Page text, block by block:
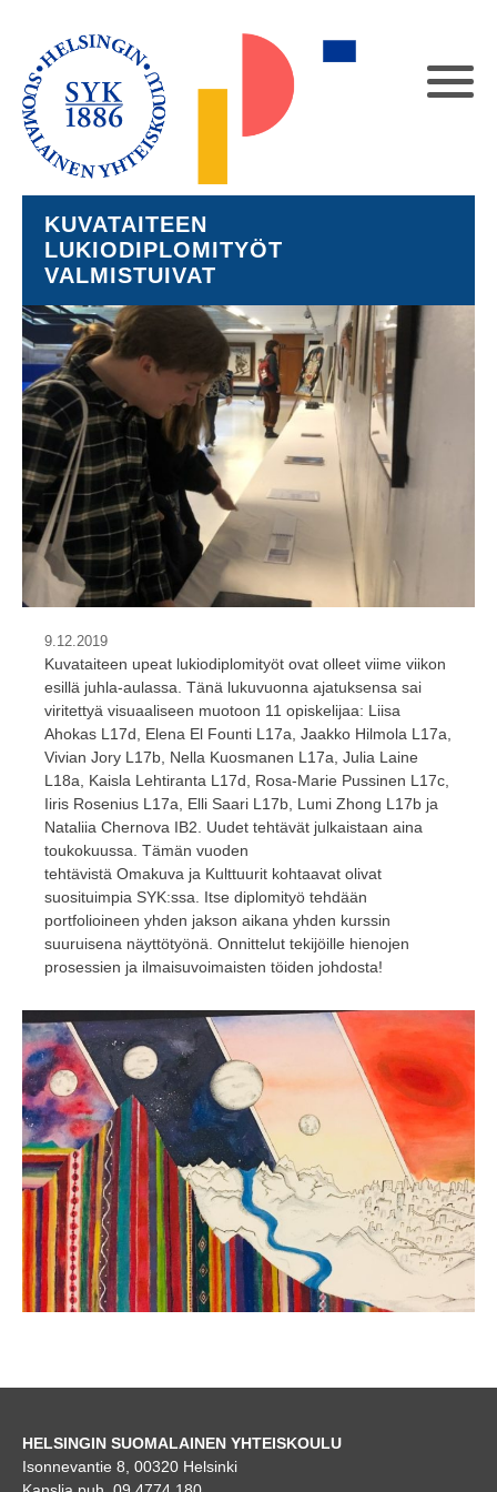
KUVATAITEEN
LUKIODIPLOMITYÖT
VALMISTUIVAT
9.12.2019
Kuvataiteen upeat lukiodiplomityöt ovat olleet viime viikon
esillä juhla-aulassa. Tänä lukuvuonna ajatuksensa sai
viritettyä visuaaliseen muotoon 11 opiskelijaa: Liisa
Ahokas L17d, Elena El Founti L17a, Jaakko Hilmola L17a,
Vivian Jory L17b, Nella Kuosmanen L17a, Julia Laine
L18a, Kaisla Lehtiranta L17d, Rosa-Marie Pussinen L17c,
Iiris Rosenius L17a, Elli Saari L17b, Lumi Zhong L17b ja
Nataliia Chernova IB2. Uudet tehtävät julkaistaan aina
toukokuussa. Tämän vuoden
tehtävistä Omakuva ja Kulttuurit kohtaavat olivat
suosituimpia SYK:ssa. Itse diplomityö tehdään
portfolioineen yhden jakson aikana yhden kurssin
suuruisena näyttötyönä. Onnittelut tekijöille hienojen
prosessien ja ilmaisuvoimaisten töiden johdosta!
HELSINGIN SUOMALAINEN YHTEISKOULU
Isonnevantie 8, 00320 Helsinki